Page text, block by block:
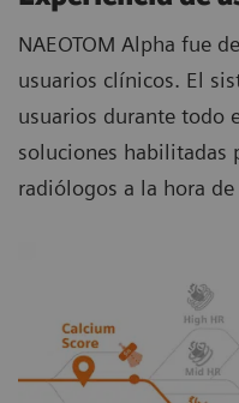
NAEOTOM Alpha fue
usuarios clínicos. El
usuarios durante todo
soluciones habilitadas
radiólogos a la hora de